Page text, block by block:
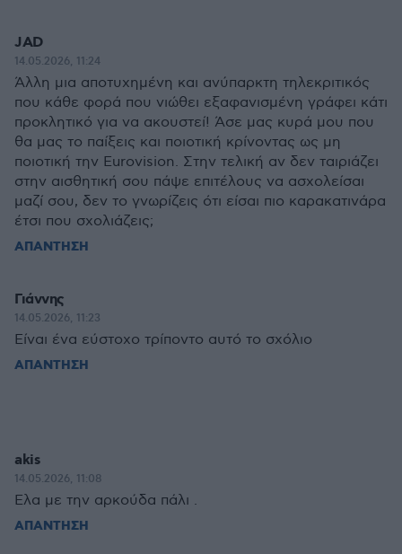
JAD
14.05.2026, 11:24
Άλλη μια αποτυχημένη και ανύπαρκτη τηλεκριτικός
που κάθε φορά που νιώθει εξαφανισμένη γράφει κάτι
προκλητικό για να ακουστεί! Άσε μας κυρά μου που
θα μας το παίξεις και ποιοτική κρίνοντας ως μη
ποιοτική την Eurovision. Στην τελική αν δεν ταιριάζει
στην αισθητική σου πάψε επιτέλους να ασχολείσαι
μαζί σου, δεν το γνωρίζεις ότι είσαι πιο καρακατινάρα
έτσι που σχολιάζεις;
ΑΠΑΝΤΗΣΗ
Γιάννης
14.05.2026, 11:23
Είναι ένα εύστοχο τρίποντο αυτό το σχόλιο
ΑΠΑΝΤΗΣΗ
akis
14.05.2026, 11:08
Ελα με την αρκούδα πάλι .
ΑΠΑΝΤΗΣΗ